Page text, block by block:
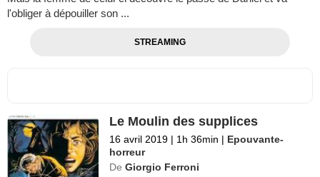
l'obliger à dépouiller son ...
STREAMING
Le Moulin des supplices
16 avril 2019 | 1h 36min | Epouvante-
horreur
De Giorgio Ferroni